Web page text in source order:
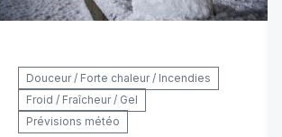
Douceur / Forte chaleur / Incendies
Froid / Fraîcheur / Gel
Prévisions météo